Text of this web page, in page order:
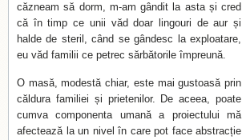
căzneam să dorm, m-am gândit la asta și cred
că în timp ce unii văd doar lingouri de aur și
halde de steril, când se gândesc la exploatare,
eu văd familii ce petrec sărbătorile împreună.
O masă, modestă chiar, este mai gustoasă prin
căldura familiei și prietenilor. De aceea, poate
cumva componenta umană a proiectului mă
afectează la un nivel în care pot face abstracție